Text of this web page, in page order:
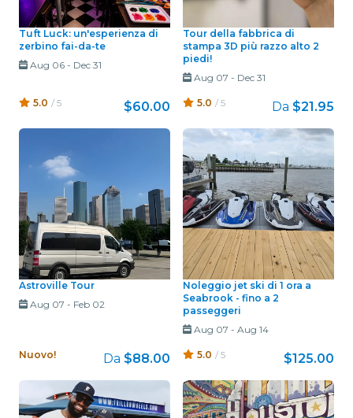
Tuft Luck: un'esperienza di
zerbino fai-da-te
Aug 06- Dec 31
5.0 / 5 $60.00
Tour della fabbrica di
stampa 3D più razzo alto 2
piedi!
Aug 07 - Dec 31
5.0 / 5 Da $21.95
Astroville Tour
Aug 07 - Feb 02
Nuovo! Da $88.00
Noleggio jet ski di 1 ora a
Seabrook - fino a 2
passeggeri
Aug 07 - Aug 14
5.0 / 5 $125.00